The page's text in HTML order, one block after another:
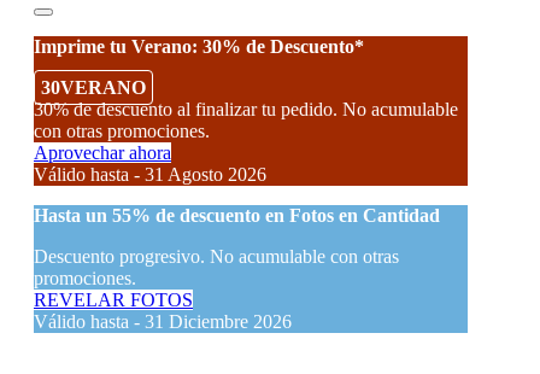
Imprime tu Verano: 30% de Descuento*
30VERANO
30% de descuento al finalizar tu pedido. No acumulable
con otras promociones.
Aprovechar ahora
Válido hasta - 31 Agosto 2026
Hasta un 55% de descuento en Fotos en Cantidad
Descuento progresivo. No acumulable con otras
promociones.
REVELAR FOTOS
Válido hasta - 31 Diciembre 2026